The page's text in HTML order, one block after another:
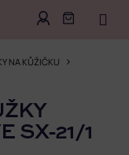
NA KŮŽIČKU
SX-21/1